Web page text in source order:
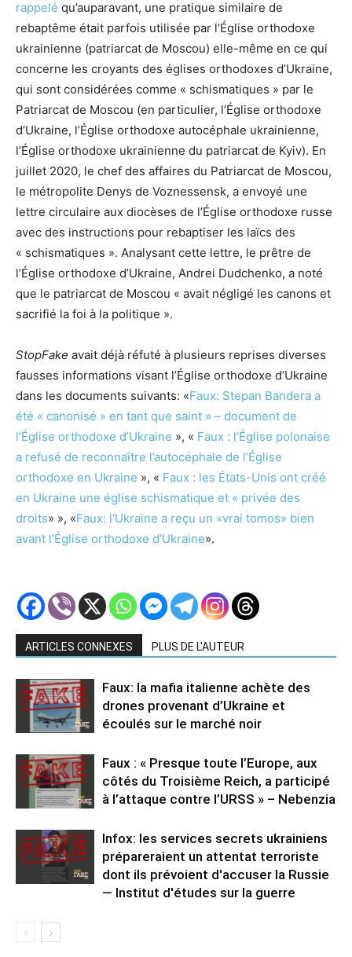
rappelé qu’auparavant, une pratique similaire de
rebaptême était parfois utilisée par l’Église orthodoxe
ukrainienne (patriarcat de Moscou) elle-même en ce qui
concerne les croyants des églises orthodoxes d’Ukraine,
qui sont considérées comme « schismatiques » par le
Patriarcat de Moscou (en particulier, l’Église orthodoxe
d’Ukraine, l’Église orthodoxe autocéphale ukrainienne,
l’Église orthodoxe ukrainienne du patriarcat de Kyiv). En
juillet 2020, le chef des affaires du Patriarcat de Moscou,
le métropolite Denys de Voznessensk, a envoyé une
lettre circulaire aux diocèses de l’Église orthodoxe russe
avec des instructions pour rebaptiser les laïcs des
« schismatiques ». Analysant cette lettre, le prêtre de
l’Église orthodoxe d’Ukraine, Andrei Dudchenko, a noté
que le patriarcat de Moscou « avait négligé les canons et
sacrifié la foi à la politique ».
StopFake avait déjà réfuté à plusieurs reprises diverses
fausses informations visant l’Église orthodoxe d’Ukraine
dans les documents suivants: «Faux: Stepan Bandera a
été « canonisé » en tant que saint » – document de
l’Église orthodoxe d’Ukraine », « Faux : l’Église polonaise
a refusé de reconnaître l’autocéphale de l’Église
orthodoxe en Ukraine », « Faux : les États-Unis ont créé
en Ukraine une église schismatique et « privée des
droits» », «Faux: l’Ukraine a reçu un «vrai tomos» bien
avant l’Église orthodoxe d’Ukraine».
ARTICLES CONNEXES PLUS DE L'AUTEUR
Faux: la mafia italienne achète des
drones provenant d’Ukraine et
écoulés sur le marché noir
Faux : « Presque toute l’Europe, aux
côtés du Troisième Reich, a participé
à l’attaque contre l’URSS » – Nebenzia
Infox: les services secrets ukrainiens
prépareraient un attentat terroriste
dont ils prévoient d'accuser la Russie
— Institut d'études sur la guerre